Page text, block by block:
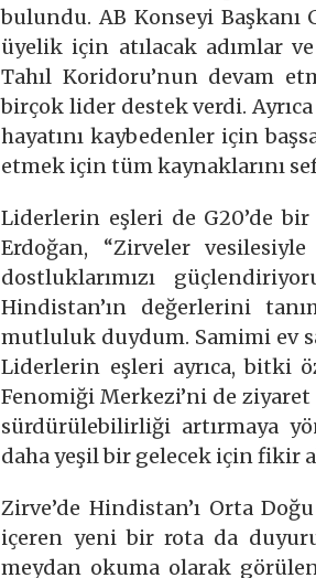
bulundu. AB Konseyi
üyelik için atılacak adımlar
Tahıl Koridoru’nun devam
birçok lider destek verdi.
hayatını kaybedenler için
etmek için tüm kaynaklarını
Liderlerin eşleri de G20’de
Erdoğan, “Zirveler
dostluklarımızı
Hindistan’ın değerlerini
mutluluk duydum. Samimi ev
Liderlerin eşleri ayrıca, bitki
Fenomiği Merkezi’ni de
sürdürülebilirliği artırmaya
daha yeşil bir gelecek için fikir
Zirve’de Hindistan’ı Orta
içeren yeni bir rota da
meydan okuma olarak